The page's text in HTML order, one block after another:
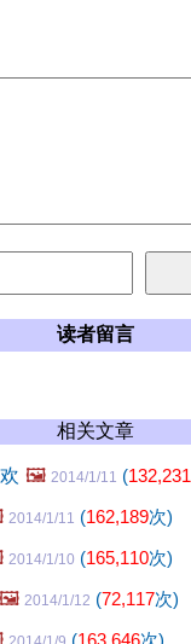
读者留言
相关文章
🖼️ 2014/1/11 (132,231
2014/1/11 (162,189次)
2014/1/10 (165,110次)
🖼️ 2014/1/12 (72,117次)
(163,646次)